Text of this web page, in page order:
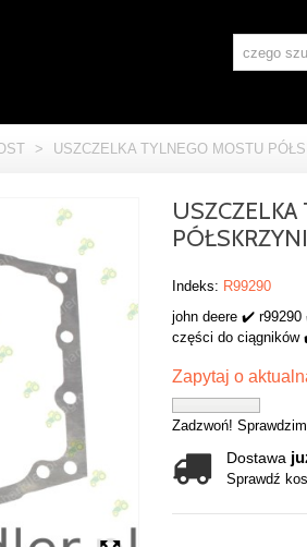
> USZCZELKA TYLNEGO MOSTU
Indeks: R99290
john deere ✔️
części do
Zapytaj o
Zadzwoń!
Dostawa
Sprawdź